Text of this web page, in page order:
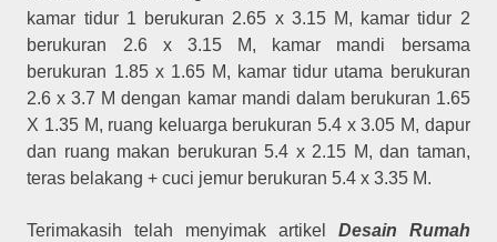
kamar tidur 1 berukuran 2.65 x 3.15 M, kamar tidur 2
berukuran 2.6 x 3.15 M, kamar mandi bersama
berukuran 1.85 x 1.65 M, kamar tidur utama berukuran
2.6 x 3.7 M dengan kamar mandi dalam berukuran 1.65
X 1.35 M, ruang keluarga berukuran 5.4 x 3.05 M, dapur
dan ruang makan berukuran 5.4 x 2.15 M, dan taman,
teras belakang + cuci jemur berukuran 5.4 x 3.35 M.
Terimakasih telah menyimak artikel Desain Rumah